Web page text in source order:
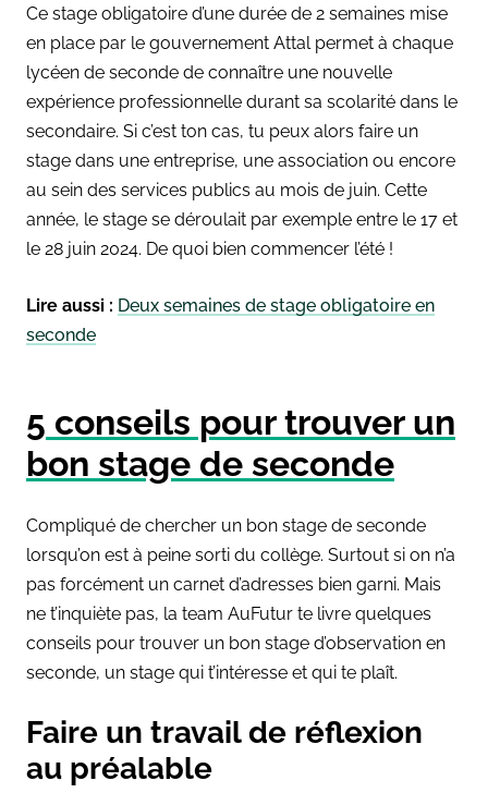
Ce stage obligatoire d’une durée de 2 semaines mise
en place par le gouvernement Attal permet à chaque
lycéen de seconde de connaître une nouvelle
expérience professionnelle durant sa scolarité dans le
secondaire. Si c’est ton cas, tu peux alors faire un
stage dans une entreprise, une association ou encore
au sein des services publics au mois de juin. Cette
année, le stage se déroulait par exemple entre le 17 et
le 28 juin 2024. De quoi bien commencer l’été !
Lire aussi : Deux semaines de stage obligatoire en
seconde
5 conseils pour trouver un
bon stage de seconde
Compliqué de chercher un bon stage de seconde
lorsqu’on est à peine sorti du collège. Surtout si on n’a
pas forcément un carnet d’adresses bien garni. Mais
ne t’inquiète pas, la team AuFutur te livre quelques
conseils pour trouver un bon stage d’observation en
seconde, un stage qui t’intéresse et qui te plaît.
Faire un travail de réflexion
au préalable